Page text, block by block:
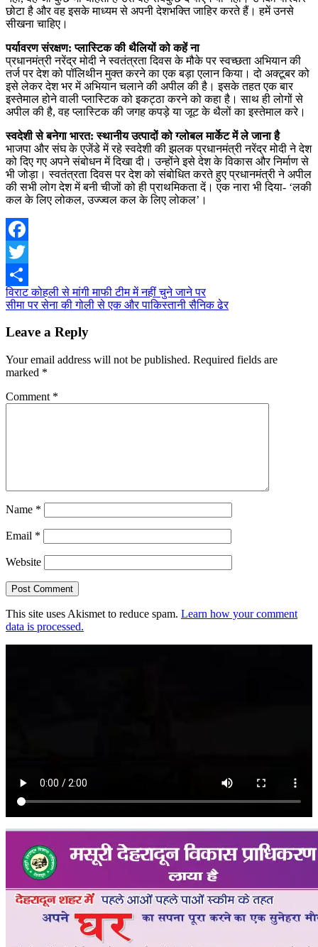
छोटा है और वह इसके माध्यम से अपनी देशभक्ति जाहिर करते हैं। हमें उनसे
सीखना चाहिए।
पर्यावरण संरक्षण: प्‍लास्टिक की थैलियों को कहें ना
प्रधानमंत्री नरेंद्र मोदी ने स्वतंत्रता दिवस के मौके पर स्वच्छता अभियान की
तर्ज पर देश को पॉलिथीन मुक्त करने का एक बड़ा एलान किया। दो अक्टूबर को
इसे लेकर देश भर में अभियान चलाने की अपील की है। इसके तहत एक बार
इस्तेमाल होने वाली प्लास्टिक को इकट्ठा करने को कहा है। साथ ही लोगों से
अपील की है, वह प्लास्टिक की जगह कपड़े या जूट के थैलों का इस्तेमाल करे।
स्वदेशी से बनेगा भारत: स्थानीय उत्पादों को ग्लोबल मार्केट में ले जाना है
भाजपा और संघ के एजेंडे में रहे स्वदेशी की झलक प्रधानमंत्री नरेंद्र मोदी ने देश
को दिए गए अपने संबोधन में दिखा दी। उन्होंने इसे देश के विकास और निर्माण से
भी जोड़ा। स्वतंत्रता दिवस पर देश को संबोधित करते हुए प्रधानमंत्री ने अपील
की सभी लोग देश में बनी चीजों को ही प्राथमिकता दें। एक नारा भी दिया- ‘लकी
कल के लिए लोकल, उज्ज्वल कल के लिए लोकल’।
Facebook
Twitter
Share
Post
navigation
विराट कोहली से मांगी माफी टीम में नहीं चुने जाने पर
सीमा पर सेना की गोली से एक और पाकिस्तानी सैनिक ढेर
Leave a Reply
Your email address will not be published. Required fields are
marked *
Comment *
Name *
Email *
Website
This site uses Akismet to reduce spam. Learn how your comment
data is processed.